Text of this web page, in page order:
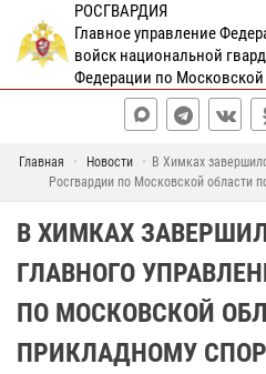
РОСГВАРДИЯ
Главное управление
войск национальной
Федерации по Московской
Главная Новости
В Химках
Росгвардии по Московской области
В ХИМКАХ
ГЛАВНОГО
ПО МОСКОВСКОЙ
ПРИКЛАДНОМУ